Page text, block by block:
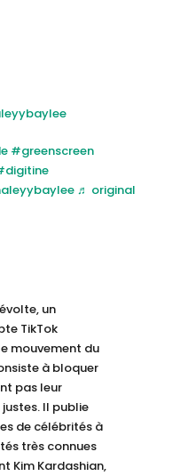
#greenscreen
♬ original
un
TikTok
mouvement du
à bloquer
pas leur
Il publie
de célébrités à
très connues
Kim Kardashian,